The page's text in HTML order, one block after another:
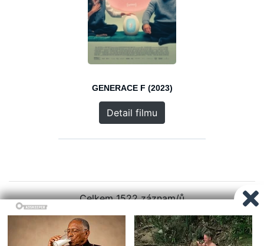
GENERACE F (2023)
Detail filmu
Celkem 1522 záznam/ů
3